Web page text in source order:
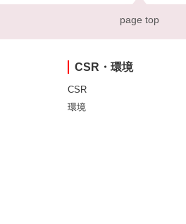
page top
CSR・環境
CSR
環境